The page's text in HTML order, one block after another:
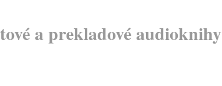
a prekladové audioknihy